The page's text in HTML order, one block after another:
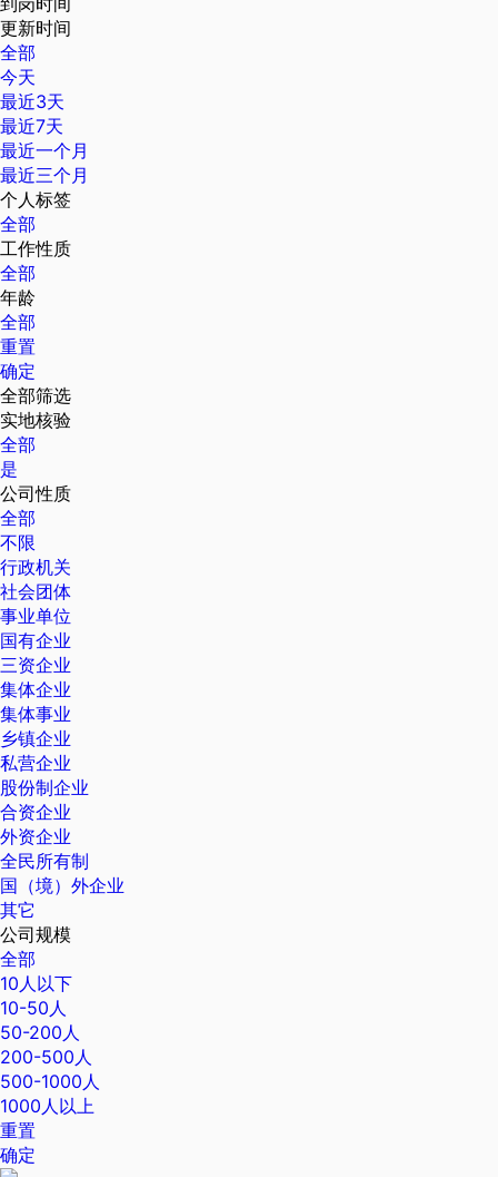
更新时间
全部
今天
最近3天
最近7天
最近一个月
最近三个月
个人标签
全部
工作性质
全部
年龄
全部
重置
确定
全部筛选
实地核验
全部
是
公司性质
全部
不限
行政机关
社会团体
事业单位
国有企业
三资企业
集体企业
集体事业
乡镇企业
私营企业
股份制企业
合资企业
外资企业
全民所有制
国（境）外企业
其它
公司规模
全部
10人以下
10-50人
50-200人
200-500人
500-1000人
1000人以上
重置
确定